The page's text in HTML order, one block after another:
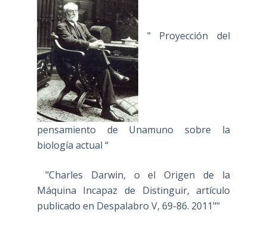
" Proyección del
pensamiento de Unamuno sobre la
biología actual “
"Charles Darwin, o el Origen de la
Máquina Incapaz de Distinguir, artículo
publicado en Despalabro V, 69-86. 2011""